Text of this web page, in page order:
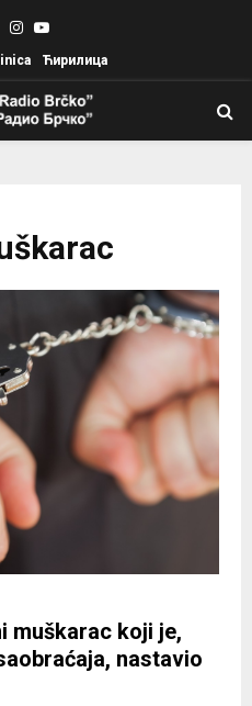
Instagram
Youtube
Ћирилица
muškarac koji je,
nastavio